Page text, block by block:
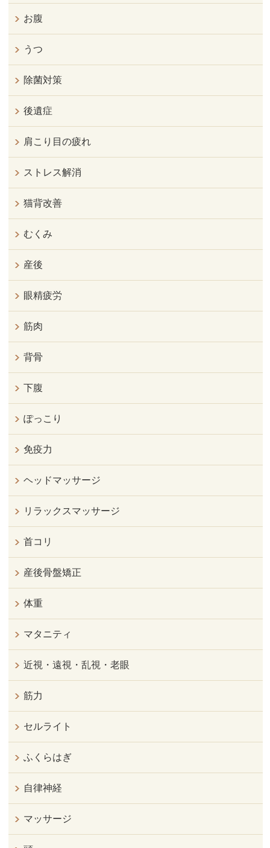
お腹
うつ
除菌対策
後遺症
肩こり目の疲れ
ストレス解消
猫背改善
むくみ
産後
眼精疲労
筋肉
背骨
下腹
ぽっこり
免疫力
ヘッドマッサージ
リラックスマッサージ
首コリ
産後骨盤矯正
体重
マタニティ
近視・遠視・乱視・老眼
筋力
セルライト
ふくらはぎ
自律神経
マッサージ